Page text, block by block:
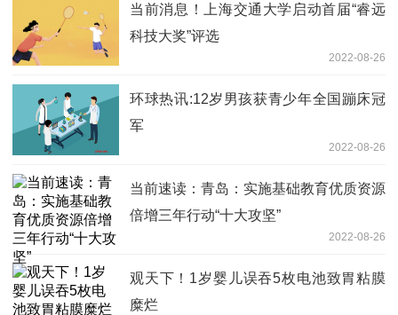
当前消息！上海交通大学启动首届“睿远
科技大奖”评选
2022-08-26
环球热讯:12岁男孩获青少年全国蹦床冠
军
2022-08-26
当前速读：青岛：实施基础教育优质资源
倍增三年行动“十大攻坚”
2022-08-26
观天下！1岁婴儿误吞5枚电池致胃粘膜
糜烂